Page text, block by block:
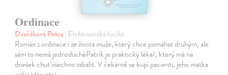
Ordinace
Dvořáková Petra| Elektronická kniha
Román z ordinace i ze života muže, který chce pomáhat druhým, ale
sám to nemá jednoduchéPatrik je praktický lékař, který má na
dnešek chuť všechno zabalit. V čekárně se kupí pacienti, jeho matka